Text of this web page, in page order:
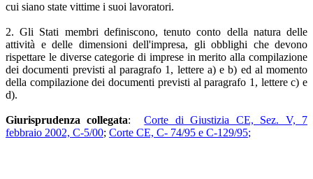
cui siano state vittime i suoi lavoratori.
2. Gli Stati membri definiscono, tenuto conto della natura delle
attività e delle dimensioni dell'impresa, gli obblighi che devono
rispettare le diverse categorie di imprese in merito alla compilazione
dei documenti previsti al paragrafo 1, lettere a) e b) ed al momento
della compilazione dei documenti previsti al paragrafo 1, lettere c) e
d).
Giurisprudenza collegata:Corte di Giustizia CE, Sez. V, 7
febbraio 2002, C-5/00; Corte CE, C- 74/95 e C-129/95;